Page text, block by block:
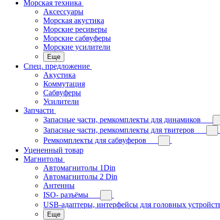
Морская техника
Аксессуары
Морская акустика
Морские ресиверы
Морские сабвуферы
Морские усилители
Еще
Спец. предложение
Акустика
Коммутация
Сабвуферы
Усилители
Запчасти
Запасные части, ремкомплекты для динамиков
Запасные части, ремкомплекты для твитеров
Ремкомплекты для сабвуферов
Уцененный товар
Магнитолы
Автомагнитолы 1Din
Автомагнитолы 2 Din
Антенны
ISO- разъёмы
USB-адаптеры, интерфейсы для головных
Еще